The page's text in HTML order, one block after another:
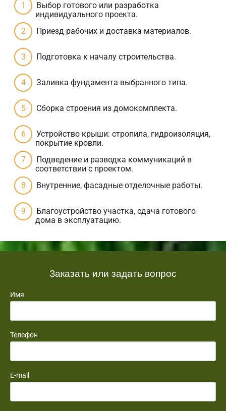
Выбор готового или разработка
индивидуального проекта.
Приезд рабочих и доставка материалов.
Подготовка к началу строительства.
Заливка фундамента выбранного типа.
Сборка строения из домокомплекта.
Устройство крыши: стропила, гидроизоляция,
покрытие кровли.
Подведение и разводка коммуникаций в
соответствии с проектом.
Внутренние, фасадные отделочные работы.
Благоустройство участка, сдача готового
дома в эксплуатацию.
Заказать или задать вопрос
Имя
Телефон
E-mail